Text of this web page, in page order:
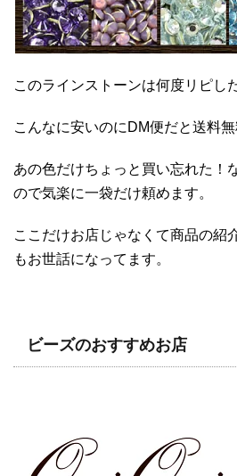
このラインストーンは何度リピし
こんなに安いのにDM便だと送料無
あの色だけちょっと買い忘れた！
ので気楽に一袋だけ頼めます。
ここだけお店じゃなくて商品の紹
もお世話になってます。
ビーズのおすすめお店